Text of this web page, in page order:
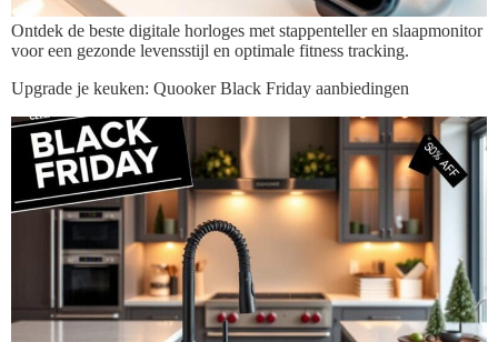
Ontdek de beste digitale horloges met stappenteller en slaapmonitor
voor een gezonde levensstijl en optimale fitness tracking.
Upgrade je keuken: Quooker Black Friday aanbiedingen